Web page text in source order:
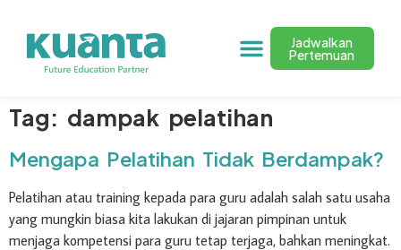
Jadwalkan
Pertemuan
Tag: dampak pelatihan
Mengapa Pelatihan Tidak Berdampak?
Pelatihan atau training kepada para guru adalah salah satu usaha
yang mungkin biasa kita lakukan di jajaran pimpinan untuk
menjaga kompetensi para guru tetap terjaga, bahkan meningkat.